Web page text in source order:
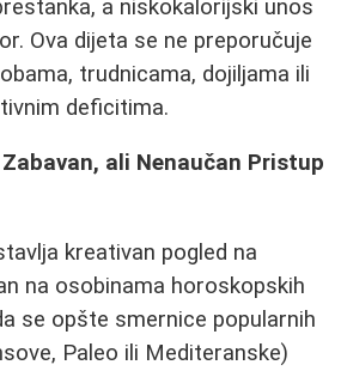
a niskokalorijski unos
Ova dijeta se ne preporučuje
trudnicama, dojiljama ili
deficitima.
ali Nenaučan Pristup
kreativan pogled na
na osobinama horoskopskih
se opšte smernice popularnih
Paleo ili Mediteranske)